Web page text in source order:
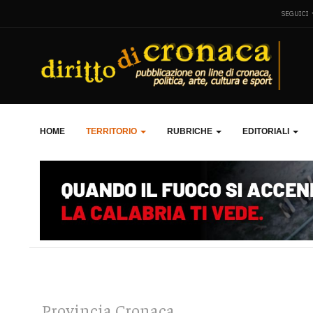
SEGUICI
HOME TERRITORIO RUBRICHE EDITORIALI